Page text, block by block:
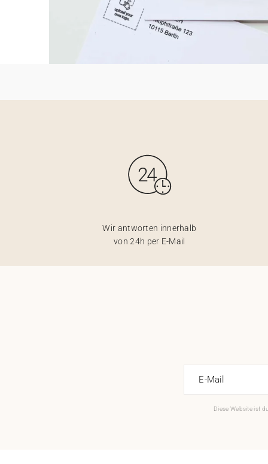
Wir antworten innerhalb
von 24h per E-Mail
E-Mail
Diese Website ist